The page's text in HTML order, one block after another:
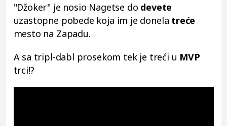
"Džoker" je nosio Nagetse do devete
uzastopne pobede koja im je donela treće
mesto na Zapadu.
A sa tripl-dabl prosekom tek je treći u MVP
trci!?